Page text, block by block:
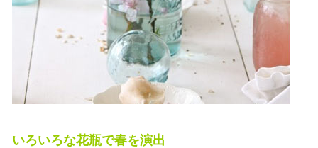
いろいろな花瓶で春を演出